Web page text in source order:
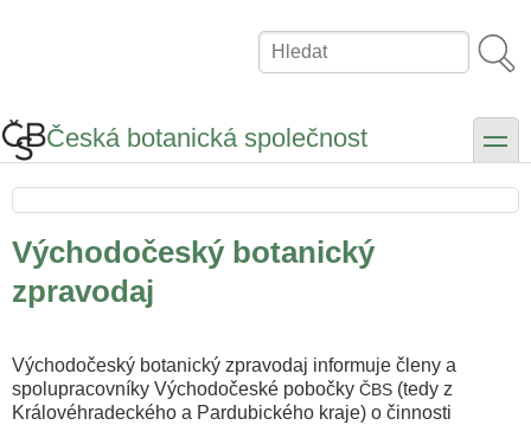
Hledat
Česká botanická společnost toggle
Východočeský botanický
zpravodaj
Východočeský botanický zpravodaj informuje členy a
spolupracovníky Východočeské pobočky ČBS (tedy z
Královéhradeckého a Pardubického kraje) o činnosti